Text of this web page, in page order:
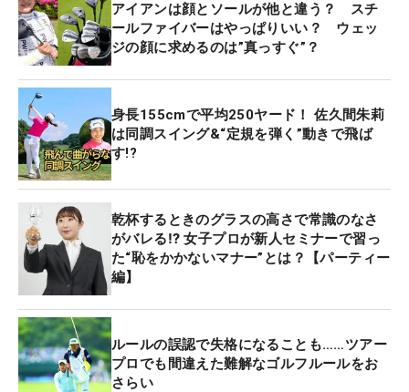
アイアンは顔とソールが他と違う？ スチ
ールファイバーはやっぱりいい？ ウェッ
ジの顔に求めるのは”真っすぐ”？
身長155cmで平均250ヤード！ 佐久間朱莉
は同調スイング&“定規を弾く”動きで飛ば
す!?
乾杯するときのグラスの高さで常識のなさ
がバレる⁉ 女子プロが新人セミナーで習っ
た“恥をかかないマナー”とは？【パーティー
編】
ルールの誤認で失格になることも……ツアー
プロでも間違えた難解なゴルフルールをお
さらい